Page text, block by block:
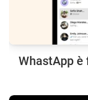
WhastApp è